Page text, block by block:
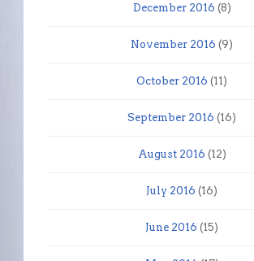
December 2016 (8)
November 2016 (9)
October 2016 (11)
September 2016 (16)
August 2016 (12)
July 2016 (16)
June 2016 (15)